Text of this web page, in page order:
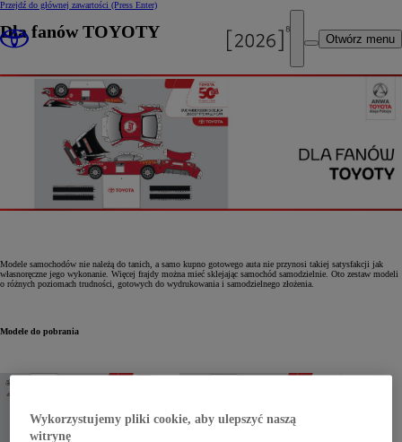
Przejdź do głównej zawartości (Press Enter)
Otwórz menu
Dla fanów TOYOTY
Modele samochodów nie należą do tanich, a samo kupno gotowego auta nie przynosi takiej satysfakcji jak
własnoręczne jego wykonanie. Więcej frajdy można mieć sklejając samochód samodzielnie. Oto zestaw modeli
o różnych poziomach trudności, gotowych do wydrukowania i samodzielnego złożenia.
Modele do pobrania
Wykorzystujemy pliki cookie, aby ulepszyć naszą
witrynę